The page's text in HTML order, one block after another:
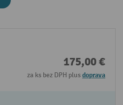
175,00 €
za ks bez DPH plusdoprava